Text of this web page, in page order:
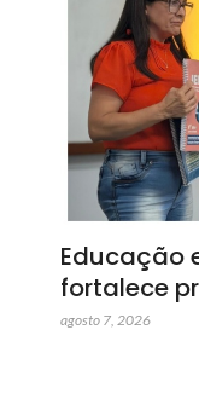
Educação
fortalece
agosto 7, 2026